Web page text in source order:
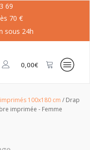
69
70 €
sous 24h
0,00€
100x180 cm / Drap
imprimée - Femme